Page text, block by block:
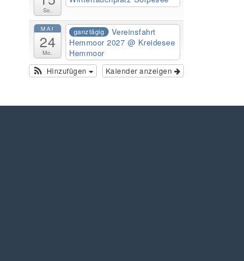
So.
MAI
24
Mo.
ganztägig
Vereinsfahrt
Hemmoor 2027 @ Kreidesee
Hemmoor
Kalender anzeigen
Hinzufügen